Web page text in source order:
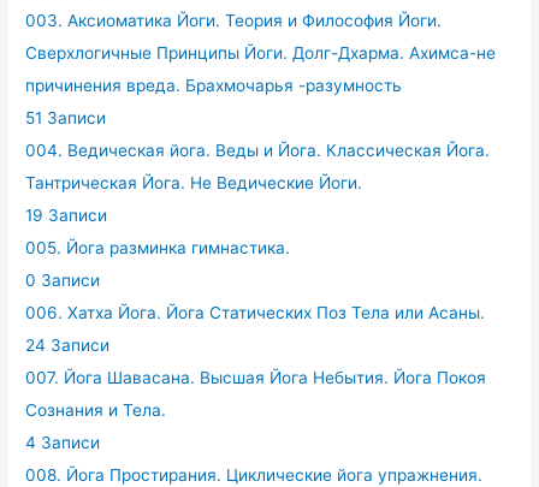
003. Аксиоматика Йоги. Теория и Философия Йоги.
Сверхлогичные Принципы Йоги. Долг-Дхарма. Ахимса-не
причинения вреда. Брахмочарья -разумность
51 Записи
004. Ведическая йога. Веды и Йога. Классическая Йога.
Тантрическая Йога. Не Ведические Йоги.
19 Записи
005. Йога разминка гимнастика.
0 Записи
006. Хатха Йога. Йога Статических Поз Тела или Асаны.
24 Записи
007. Йога Шавасана. Высшая Йога Небытия. Йога Покоя
Сознания и Тела.
4 Записи
008. Йога Простирания. Циклические йога упражнения.